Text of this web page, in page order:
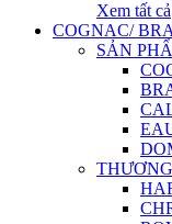
Xem tất cả
COGNAC/
SẢN